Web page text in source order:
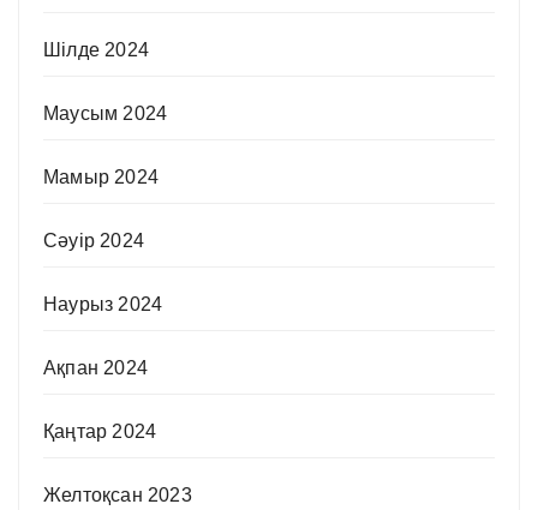
Шілде 2024
Маусым 2024
Мамыр 2024
Сәуір 2024
Наурыз 2024
Ақпан 2024
Қаңтар 2024
Желтоқсан 2023